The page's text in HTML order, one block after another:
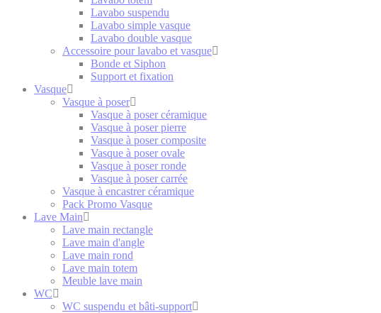
Lavabo suspendu
Lavabo simple vasque
Lavabo double vasque
Accessoire pour lavabo et vasque
Bonde et Siphon
Support et fixation
Vasque
Vasque à poser
Vasque à poser céramique
Vasque à poser pierre
Vasque à poser composite
Vasque à poser ovale
Vasque à poser ronde
Vasque à poser carrée
Vasque à encastrer céramique
Pack Promo Vasque
Lave Main
Lave main rectangle
Lave main d'angle
Lave main rond
Lave main totem
Meuble lave main
WC
WC suspendu et bâti-support